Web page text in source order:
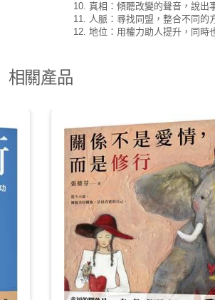
10. 真相：傾聽改變的聲音，說出
11. 人脈：尋找同盟，整合不同的
12. 地位：用權力助人提升，同時
相關產品